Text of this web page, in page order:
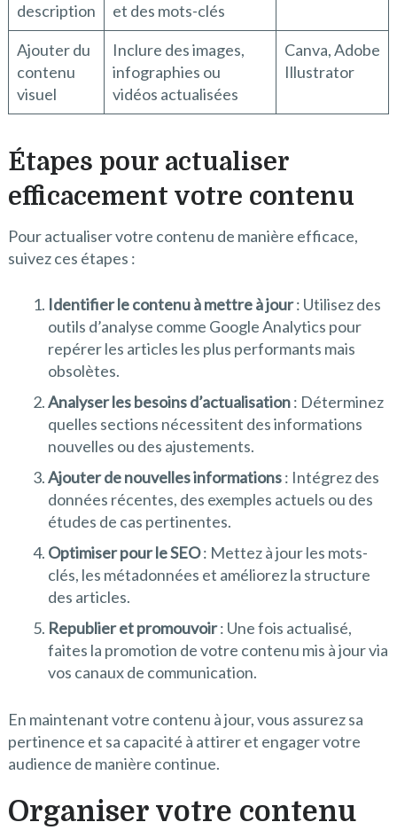
description
et des mots-clés
Ajouter du
contenu
visuel
Inclure des images,
infographies ou
vidéos actualisées
Canva, Adobe
Illustrator
Étapes pour actualiser
efficacement votre contenu
Pour actualiser votre contenu de manière efficace,
suivez ces étapes :
Identifier le contenu à mettre à jour: Utilisez des
outils d’analyse comme Google Analytics pour
repérer les articles les plus performants mais
obsolètes.
Analyser les besoins d’actualisation: Déterminez
quelles sections nécessitent des informations
nouvelles ou des ajustements.
Ajouter de nouvelles informations: Intégrez des
données récentes, des exemples actuels ou des
études de cas pertinentes.
Optimiser pour le SEO: Mettez à jour les mots-
clés, les métadonnées et améliorez la structure
des articles.
Republier et promouvoir: Une fois actualisé,
faites la promotion de votre contenu mis à jour via
vos canaux de communication.
En maintenant votre contenu à jour, vous assurez sa
pertinence et sa capacité à attirer et engager votre
audience de manière continue.
Organiser votre contenu